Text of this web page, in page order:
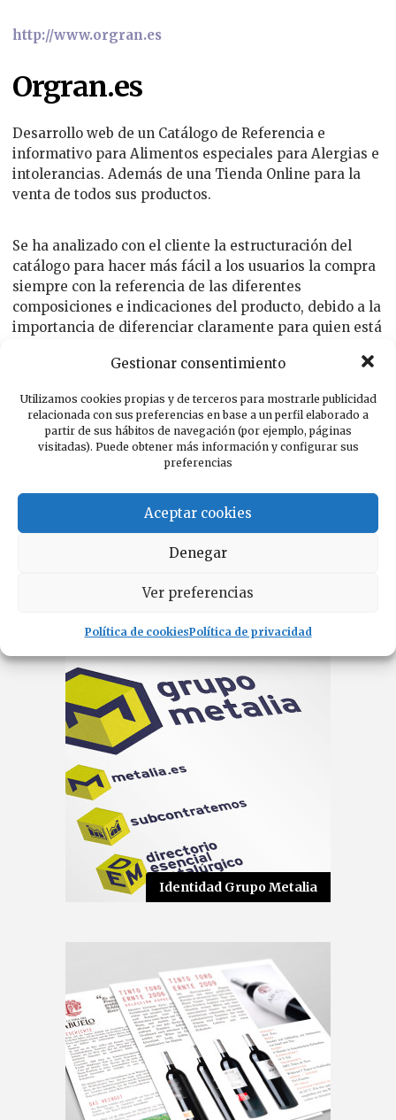
Gestionar consentimiento
Utilizamos cookies propias y de terceros para mostrarle publicidad
relacionada con sus preferencias en base a un perfil elaborado a
partir de sus hábitos de navegación (por ejemplo, páginas
visitadas). Puede obtener más información y configurar sus
preferencias
Aceptar cookies
Denegar
Ver preferencias
Política de cookiesPolítica de privacidad
http://www.orgran.es
Orgran.es
Desarrollo web de un Catálogo de Referencia e
informativo para Alimentos especiales para Alergias e
intolerancias. Además de una Tienda Online para la
venta de todos sus productos.
Se ha analizado con el cliente la estructuración del
catálogo para hacer más fácil a los usuarios la compra
siempre con la referencia de las diferentes
composiciones e indicaciones del producto, debido a la
importancia de diferenciar claramente para quien está
refiere. Se integro el Ecommerce con Paypal, para
Algunos de Nuestros
Últimos Proyectos
Identidad Grupo Metalia